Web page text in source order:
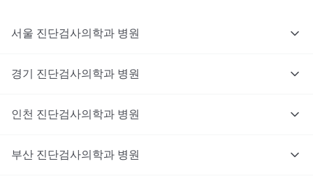
서울 진단검사의학과 병원
경기 진단검사의학과 병원
인천 진단검사의학과 병원
부산 진단검사의학과 병원